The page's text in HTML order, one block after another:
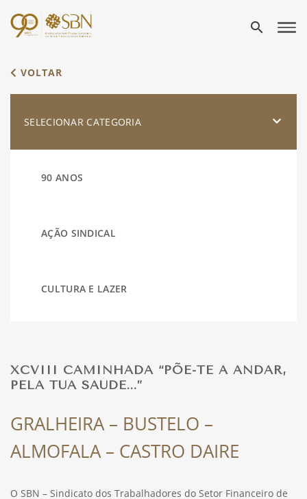
search
VOLTAR
SELECIONAR CATEGORIA
90 ANOS
AÇÃO SINDICAL
CULTURA E LAZER
SAÚDE
XCVIII CAMINHADA “PÕE-TE A ANDAR,
PELA TUA SAÚDE...”
GRALHEIRA – BUSTELO –
ALMOFALA – CASTRO DAIRE
O SBN – Sindicato dos Trabalhadores do Setor Financeiro de